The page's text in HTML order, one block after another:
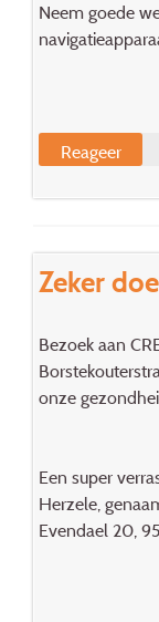
Neem goede
Reageer
Zeker
Bezoek aan
onze
Een super
Herzele,
Evendael 20,